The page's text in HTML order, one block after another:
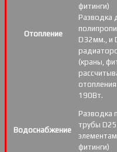
Отопление
фитинги)
Разводка
D32мм., и
(краны,
190Вт.
Водоснабжение
Разводка
трубы
фитинги)